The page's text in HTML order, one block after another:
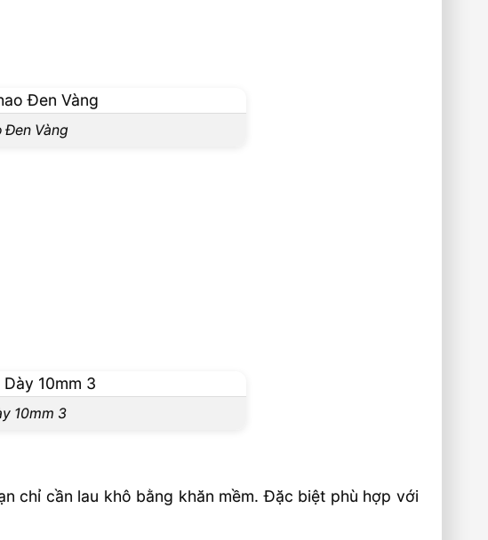
Đen Vàng
10mm 3
chỉ cần lau khô bằng khăn mềm. Đặc biệt phù hợp với